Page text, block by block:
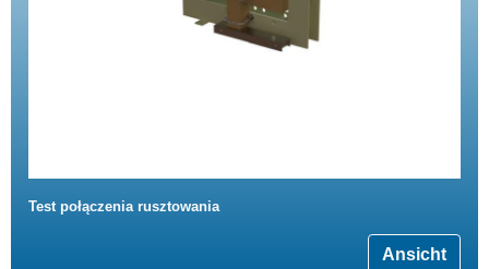
Test połączenia rusztowania
Ansicht